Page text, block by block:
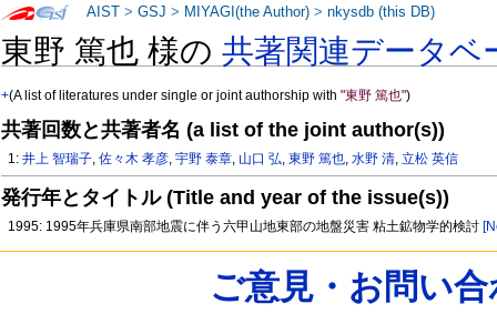
東野 篤也 様の共著関連データベ
+(A list of literatures under single or joint authorship with"東野 篤也")
共著回数と共著者名 (a list of the joint author(s))
1:井上 智瑞子,佐々木 孝彦,宇野 泰章, 山口 弘,東野 篤也,水野 清,立松 英信
発行年とタイトル (Title and year of the issue(s))
1995: 1995年兵庫県南部地震に伴う六甲山地東部の地盤災害 粘土鉱物学的検討
AIST >GSJ > MIYAGI(the Author) >nkysdb (this DB)
ご意見・お問い